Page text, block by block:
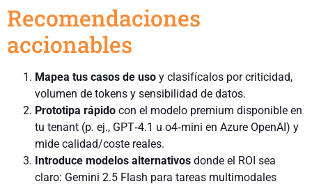
Recomendaciones
accionables
Mapea tus casos de uso y clasifícalos por criticidad,
volumen de tokens y sensibilidad de datos.
Prototipa rápido con el modelo premium disponible en
tu tenant (p. ej., GPT‑4.1 u o4‑mini en Azure OpenAI) y
mide calidad/coste reales.
Introduce modelos alternativos donde el ROI sea
claro: Gemini 2.5 Flash para tareas multimodales